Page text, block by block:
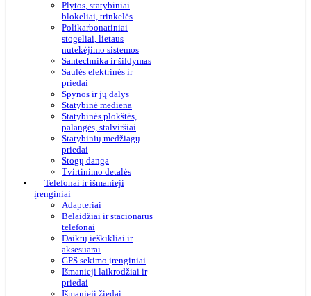
Plytos, statybiniai
blokeliai, trinkelės
Polikarbonatiniai
stogeliai, lietaus
nutekėjimo sistemos
Santechnika ir šildymas
Saulės elektrinės ir
priedai
Spynos ir jų dalys
Statybinė mediena
Statybinės plokštės,
palangės, stalviršiai
Statybinių medžiagų
priedai
Stogų danga
Tvirtinimo detalės
Telefonai ir išmanieji
įrenginiai
Adapteriai
Belaidžiai ir stacionarūs
telefonai
Daiktų ieškikliai ir
aksesuarai
GPS sekimo įrenginiai
Išmanieji laikrodžiai ir
priedai
Išmanieji žiedai